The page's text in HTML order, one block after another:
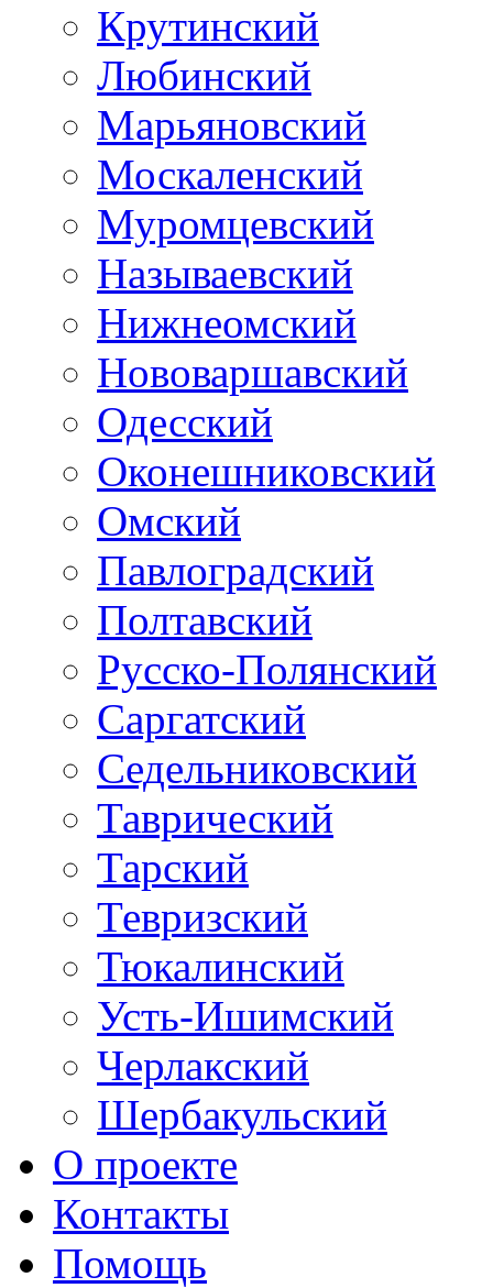
Крутинский
Любинский
Марьяновский
Москаленский
Муромцевский
Называевский
Нижнеомский
Нововаршавский
Одесский
Оконешниковский
Омский
Павлоградский
Полтавский
Русско-Полянский
Саргатский
Седельниковский
Таврический
Тарский
Тевризский
Тюкалинский
Усть-Ишимский
Черлакский
Шербакульский
О проекте
Контакты
Помощь